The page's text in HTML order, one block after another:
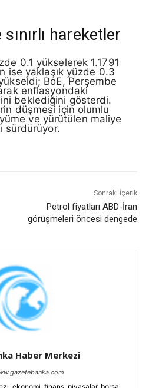
sınırlı hareketler
0.1 yükselerek 1.1791
ise yaklaşık yüzde 0.3
BoE, Perşembe
enflasyondaki
beklediğini gösterdi.
düşmesi için olumlu
ve yürütülen maliye
sürdürüyor.
Sonraki İçerik
Petrol fiyatları ABD-İran
görüşmeleri öncesi dengede
Haber Merkezi